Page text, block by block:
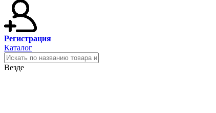
Регистрация
Каталог
Везде